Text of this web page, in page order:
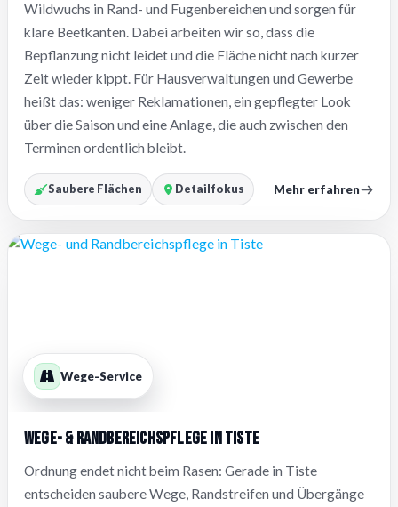
Wildwuchs in Rand- und Fugenbereichen und sorgen für
klare Beetkanten. Dabei arbeiten wir so, dass die
Bepflanzung nicht leidet und die Fläche nicht nach kurzer
Zeit wieder kippt. Für Hausverwaltungen und Gewerbe
heißt das: weniger Reklamationen, ein gepflegter Look
über die Saison und eine Anlage, die auch zwischen den
Terminen ordentlich bleibt.
Saubere Flächen Detailfokus Mehr erfahren
Wege-Service
Wege- & Randbereichspflege in Tiste
Ordnung endet nicht beim Rasen: Gerade in Tiste
entscheiden saubere Wege, Randstreifen und Übergänge